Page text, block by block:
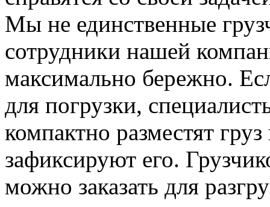
Мы не единственные
сотрудники нашей
максимально бережно.
для погрузки,
компактно разместят
зафиксируют его.
можно заказать для